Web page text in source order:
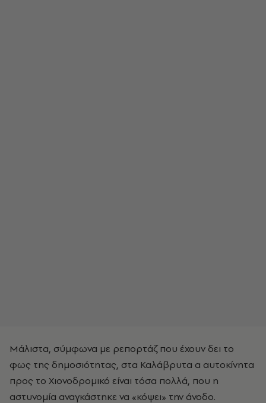
Μάλιστα, σύμφωνα με ρεπορτάζ που έχουν δει το
φως της δημοσιότητας, στα Καλάβρυτα α αυτοκίνητα
προς το Χιονοδρομικό είναι τόσα πολλά, που η
αστυνομία αναγκάστηκε να «κόψει» την άνοδο.